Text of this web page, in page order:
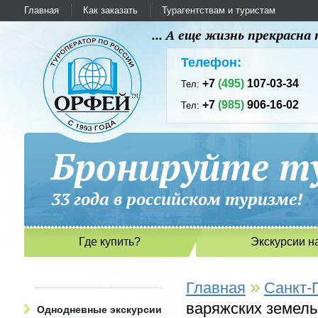
Главная Как заказать Турагентствам и туристам
... А еще жизнь
Телефон:
Тел:+7(495) 107-03-34
Тел:+7(985) 906-16-02
Бронируйте
33 года в российском
Где купить? Экскурсии
Однодневные экскурсии
Главная » Санкт-
варяжских